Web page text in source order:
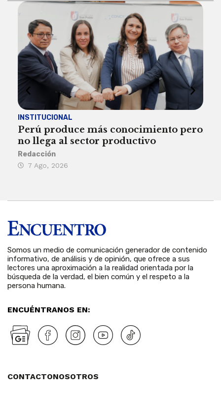
INSTITUCIONAL
Perú produce más conocimiento pero
no llega al sector productivo
Redacción
7 Ago, 2026
Somos un medio de comunicación generador de contenido
informativo, de análisis y de opinión, que ofrece a sus
lectores una aproximación a la realidad orientada por la
búsqueda de la verdad, el bien común y el respeto a la
persona humana.
ENCUÉNTRANOS EN:
CONTACTONOSOTROS